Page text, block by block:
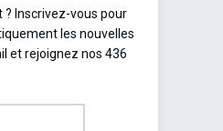
? Inscrivez-vous pour
les nouvelles
et rejoignez nos 436